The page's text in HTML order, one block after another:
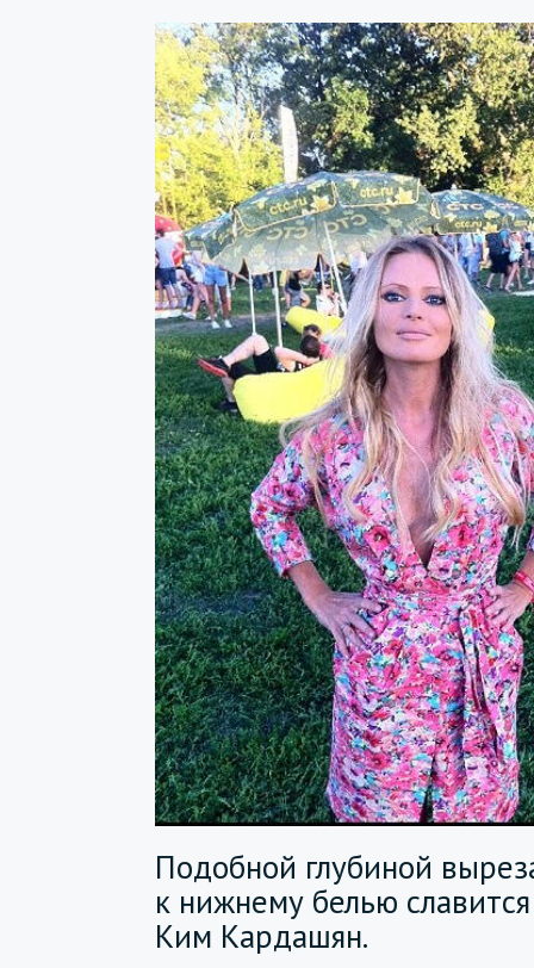
Подобной глубиной
к нижнему белью
Ким Кардашян.